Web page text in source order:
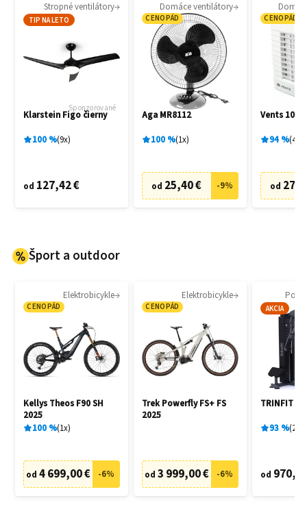
Stropné ventilátory
TIP NA LETO
Sponzorované
Klarstein Figo čierny
100% 9x
od 127,42 €
Domáce ventilátory
CENOPÁD
Aga MR8112
100% 1x
od 25,40 € -9%
CENOPÁD
Vents 100
94% 4
od
Šport a outdoor
Elektrobicykle
CENOPÁD
Kellys Theos F90 SH
2025
100% 1x
od 4 699,00 € -6%
Elektrobicykle
CENOPÁD
Trek Powerfly FS+ FS
2025
od 3 999,00 € -6%
AKCIA
TRINFIT
93% 2
od